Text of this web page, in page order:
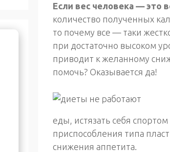
Если вес человека — это
количество полученных
то почему все — таки
при достаточно высоком
приводит к желанному
помочь? Оказывается да!
еды, истязать себя
приспособления типа
снижения аппетита.